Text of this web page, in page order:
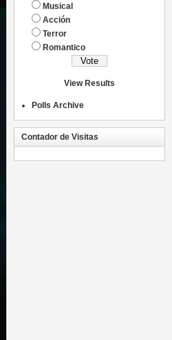
Musical
Acción
Terror
Romantico
View Results
Polls Archive
Contador de Visitas